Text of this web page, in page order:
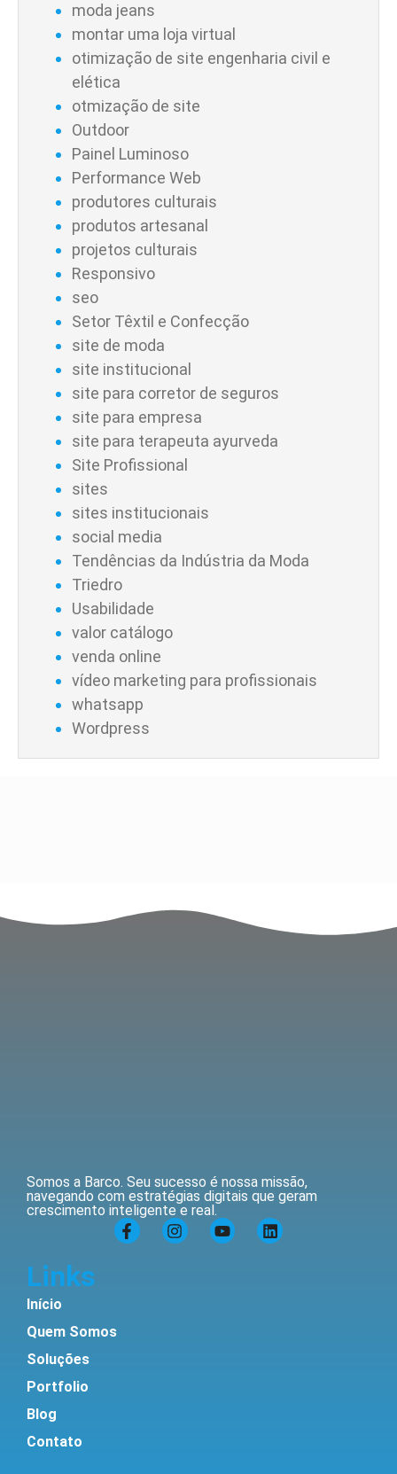
moda jeans
montar uma loja virtual
otimização de site engenharia civil e
elética
otmização de site
Outdoor
Painel Luminoso
Performance Web
produtores culturais
produtos artesanal
projetos culturais
Responsivo
seo
Setor Têxtil e Confecção
site de moda
site institucional
site para corretor de seguros
site para empresa
site para terapeuta ayurveda
Site Profissional
sites
sites institucionais
social media
Tendências da Indústria da Moda
Triedro
Usabilidade
valor catálogo
venda online
vídeo marketing para profissionais
whatsapp
Wordpress
Somos a Barco. Seu sucesso é nossa missão,
navegando com estratégias digitais que geram
crescimento inteligente e real.
Links
Início
Quem Somos
Soluções
Portfolio
Blog
Contato